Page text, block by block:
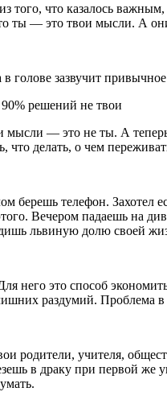
того, что казалось
ты — это твои мысли. А
голове зазвучит
решений не твои
мысли — это не ты. А
что делать, о чем
берешь телефон. Захотел
Вечером падаешь на
львиную долю своей
него это способ
раздумий. Проблема в
родители, учителя,
в драку при первой же